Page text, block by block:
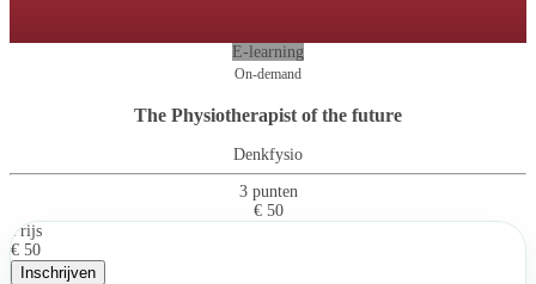
E-learning
On-demand
The Physiotherapist of the future
Denkfysio
3 punten
€ 50
Prijs
€ 50
Inschrijven